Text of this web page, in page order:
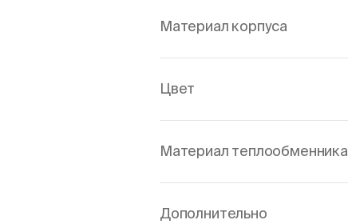
Материал корпуса
Цвет
Материал теплообменника
Дополнительно